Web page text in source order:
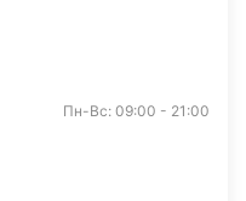
Пн-Вс: 09:00 - 21:00